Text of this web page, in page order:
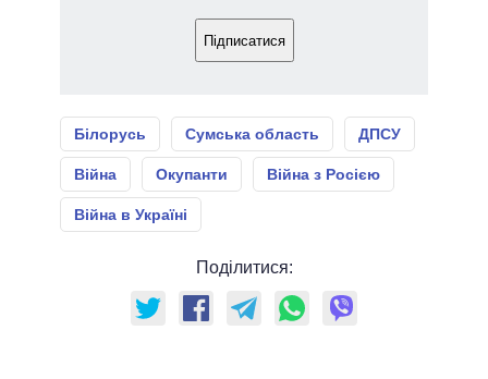
Підписатися
Білорусь Сумська область ДПСУ
Війна Окупанти Війна з Росією
Війна в Україні
Поділитися: